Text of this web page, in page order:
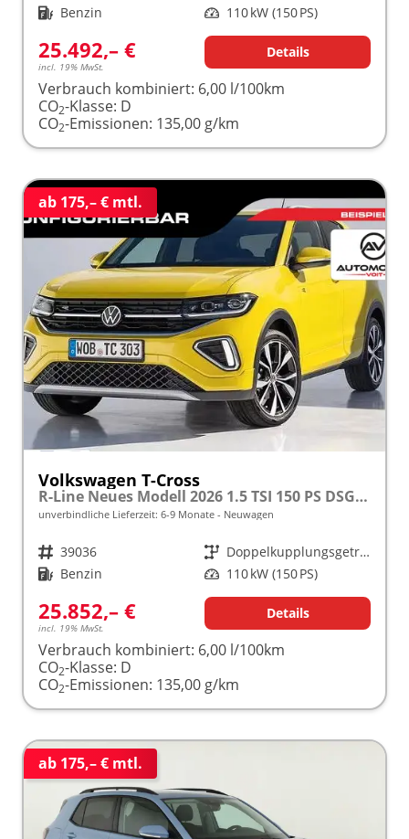
Kraftstoff Benzin Leistung 110 kW (150 PS)
25.492,– €
incl. 19% MwSt.
Details
Verbrauch kombiniert: 6,00 l/100km
CO2-Klasse: D
CO2-Emissionen: 135,00 g/km
ab 175,– € mtl.
Volkswagen T-Cross
R-Line Neues Modell 2026 1.5 TSI 150 PS DSG 17" Alu, LED-Scheinwerfer, Adaptiver Tempomat ACC, Parksensoren vo/hi, Radio "Ready2Discover", Wireless App-Connect, Klima, M-Lederlenkrad, Digitales Cockpit, Müdigkeitserkennung, Stoßfänger im R-Design
unverbindliche Lieferzeit: 6-9 Monate Neuwagen
Fahrzeugnr. 39036 Getriebe
Doppelkupplungsgetriebe (DSG)
Kraftstoff Benzin Leistung 110 kW (150 PS)
25.852,– €
incl. 19% MwSt.
Details
Verbrauch kombiniert: 6,00 l/100km
CO2-Klasse: D
CO2-Emissionen: 135,00 g/km
ab 175,– € mtl.